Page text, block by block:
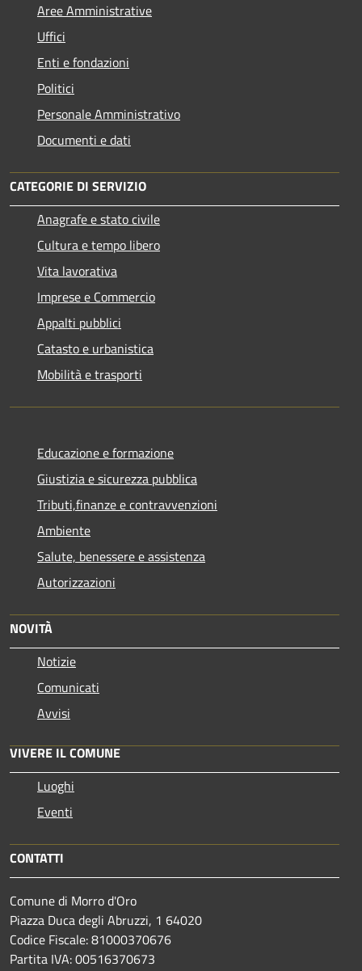
Aree Amministrative
Uffici
Enti e fondazioni
Politici
Personale Amministrativo
Documenti e dati
CATEGORIE DI SERVIZIO
Anagrafe e stato civile
Cultura e tempo libero
Vita lavorativa
Imprese e Commercio
Appalti pubblici
Catasto e urbanistica
Mobilità e trasporti
Educazione e formazione
Giustizia e sicurezza pubblica
Tributi,finanze e contravvenzioni
Ambiente
Salute, benessere e assistenza
Autorizzazioni
NOVITÀ
Notizie
Comunicati
Avvisi
VIVERE IL COMUNE
Luoghi
Eventi
CONTATTI
Comune di Morro d'Oro
Piazza Duca degli Abruzzi, 1 64020
Codice Fiscale: 81000370676
Partita IVA: 00516370673